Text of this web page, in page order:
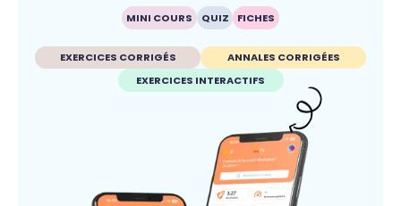
MINI COURS QUIZ FICHES
EXERCICES CORRIGÉS
ANNALES CORRIGÉES
EXERCICES INTERACTIFS